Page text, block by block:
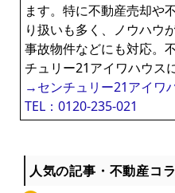
ます。特に不動産売却や
り扱いも多く、ノウハウ
事故物件などにも対応。
チュリー21アイワハウス
→センチュリー21アイワ
TEL：0120-235-021
人気の記事・不動産コ